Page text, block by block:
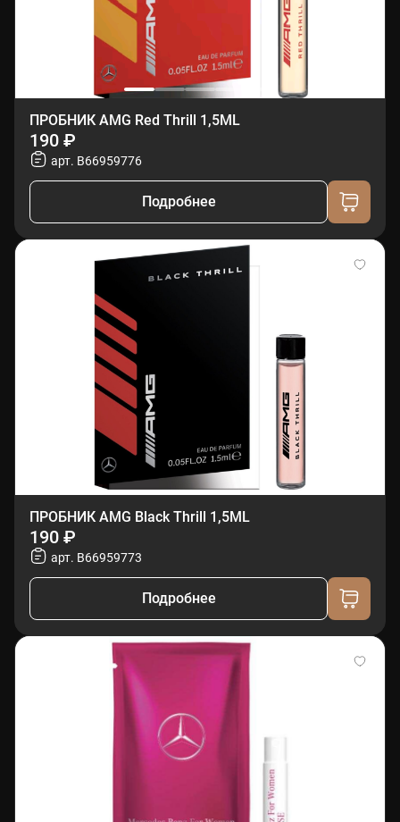
ПРОБНИК AMG Red Thrill 1,5ML
190 ₽
арт. B66959776
Подробнее
ПРОБНИК AMG Black Thrill 1,5ML
190 ₽
арт. B66959773
Подробнее